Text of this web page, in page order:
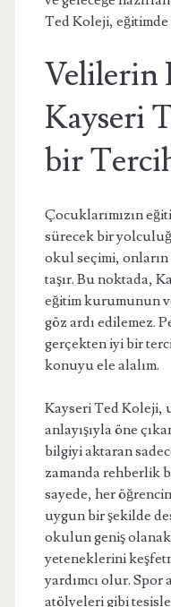
Ted Koleji,
Velilerin
Kayseri
bir
Çocuklarımızın
sürecek bir
okul seçimi,
taşır. Bu noktada,
eğitim kurumunun
göz ardı edilemez.
gerçekten iyi bir
konuyu ele alalım.
Kayseri Ted Koleji,
anlayışıyla öne
bilgiyi aktaran
zamanda rehberlik
sayede, her
uygun bir şekilde
okulun geniş
yeteneklerini
yardımcı olur.
atölyeleri gibi